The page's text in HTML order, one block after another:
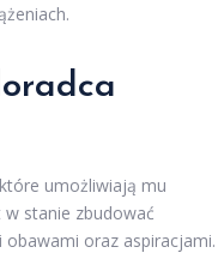
umożliwiają mu
stanie zbudować
oraz aspiracjami.